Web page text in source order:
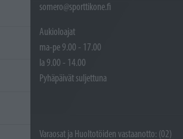
somero@sporttikone.fi
Aukioloajat
ma-pe 9.00 - 17.00
la 9.00 - 14.00
Pyhäpäivät suljettuna
Varaosat ja Huoltotöiden vastaanotto: (02)